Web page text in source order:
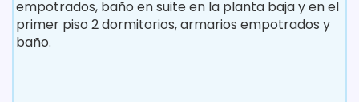
empotrados, baño en suite en la planta baja y en el
primer piso 2 dormitorios, armarios empotrados y
baño.